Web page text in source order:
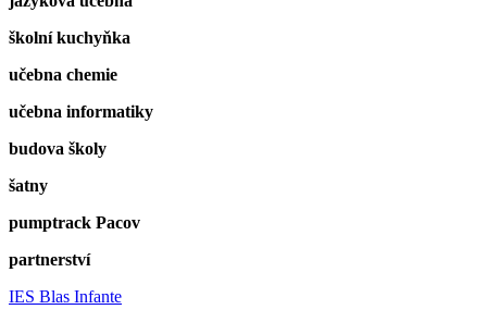
školní kuchyňka
učebna chemie
učebna informatiky
budova školy
šatny
pumptrack Pacov
partnerství
IES Blas Infante